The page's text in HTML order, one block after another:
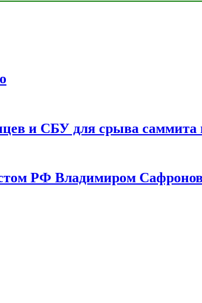
и СБУ для срыва саммита
РФ Владимиром